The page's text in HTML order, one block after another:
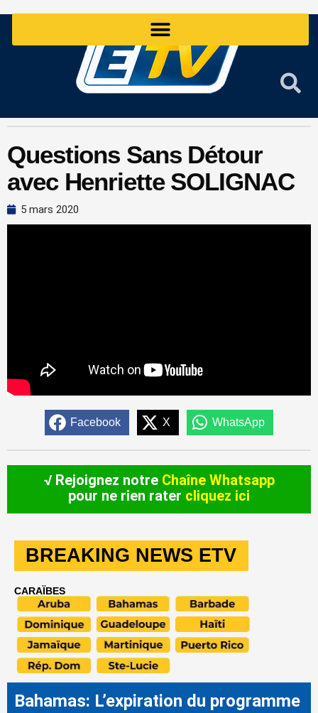
Questions Sans Détour
avec Henriette SOLIGNAC
5 mars 2020
Facebook X WhatsApp
√ Rejoignez notre Chaîne Whatsapp
pour ne rien rater cliquez ici
BREAKING NEWS ETV
CARAÏBES
Bahamas: L’expiration du programme